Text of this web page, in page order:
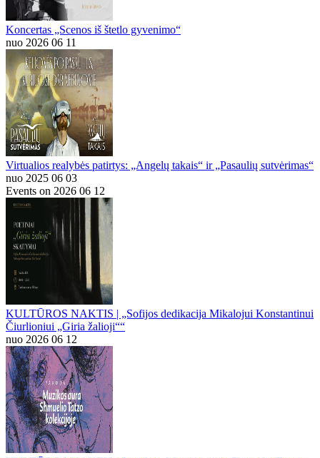
Koncertas „Scenos iš štetlo gyvenimo“
nuo 2026 06 11
Virtualios realybės patirtys: „Angelų takais“ ir „Pasaulių sutvėrimas“
nuo 2025 06 03
Events on 2026 06 12
KULTŪROS NAKTIS | „Sofijos dedikacija Mikalojui Konstantinui
Čiurlioniui „Giria žalioji““
nuo 2026 06 12